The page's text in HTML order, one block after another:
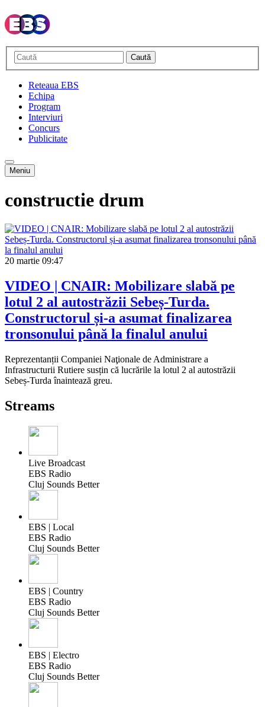
Caută
Reteaua EBS
Echipa
Program
Interviuri
Concurs
Publicitate
Meniu
constructie drum
20 martie 09:47
VIDEO | CNAIR: Mobilizare slabă pe
lotul 2 al autostrăzii Sebeș-Turda.
Constructorul și-a asumat finalizarea
tronsonului până la finalul anului
Reprezentanții Companiei Naţionale de Administrare a
Infrastructurii Rutiere susțin că lucrările la lotul 2 al autostrăzii
Sebeș-Turda înaintează greu.
Streams
Live Broadcast
EBS Radio
Cluj Sounds Better
EBS | Local
EBS Radio
Cluj Sounds Better
EBS | Country
EBS Radio
Cluj Sounds Better
EBS | Electro
EBS Radio
Cluj Sounds Better